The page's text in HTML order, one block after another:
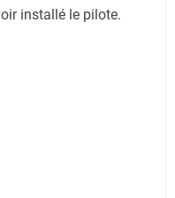
installé le pilote.